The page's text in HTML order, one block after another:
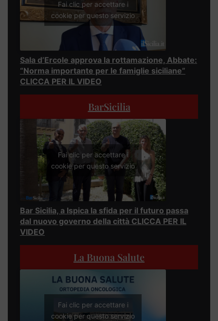
Fai clic per accettare i
cookie per questo servizio
Sala d’Ercole approva la rottamazione, Abbate:
“Norma importante per le famiglie siciliane”
CLICCA PER IL VIDEO
BarSicilia
Fai clic per accettare i
cookie per questo servizio
Bar Sicilia, a Ispica la sfida per il futuro passa
dal nuovo governo della città CLICCA PER IL
VIDEO
La Buona Salute
Fai clic per accettare i
cookie per questo servizio